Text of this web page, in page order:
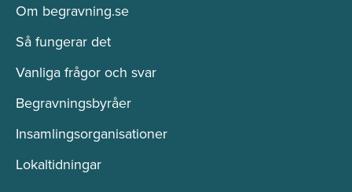
Om begravning.se
Så fungerar det
Vanliga frågor och svar
Begravningsbyråer
Insamlingsorganisationer
Lokaltidningar